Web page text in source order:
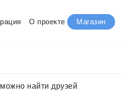
О проекте Магазин
найти друзей